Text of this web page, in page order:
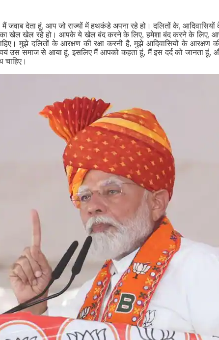
जवाब देता हूं, आप जो राज्यों में हथकंडे अपना रहे हो। दलितों के,
खेल खेल रहे हो। आपके ये खेल बंद करने के लिए, हमेशा बंद करने के लिए,
मुझे दलितों के आरक्षण की रक्षा करनी है, मुझे आदिवासियों के आरक्षण
उस समाज से आया हूं, इसलिए मैं आपको कहता हूं, मैं इस दर्द को जानता